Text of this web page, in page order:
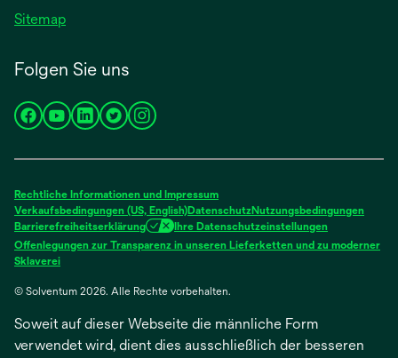
Sitemap
Folgen Sie uns
wird
neuen
Registerkarte
geöffnet
wird
neuen
Registerkarte
geöffnet
wird
neuen
Registerkarte
geöffnet
wird
neuen
Registerkarte
geöffnet
wird
neuen
Registerkarte
geöffnet
Rechtliche Informationen und Impressum
Verkaufsbedingungen (US, English)DatenschutzNutzungsbedingungen
Barrierefreiheitserklärung
Ihre Datenschutzeinstellungen
Offenlegungen zur Transparenz in unseren Lieferketten und zu moderner
Sklavereiwird
einer
Registerkarte
geöffnet
© Solventum 2026. Alle Rechte vorbehalten.
Soweit auf dieser Webseite die männliche Form
verwendet wird, dient dies ausschließlich der besseren